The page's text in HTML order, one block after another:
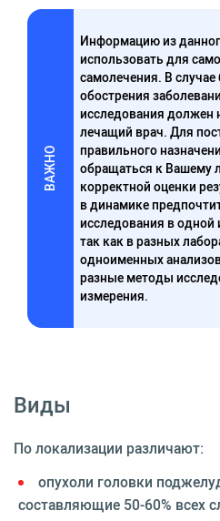
ВАЖНО
Информацию из
использовать для
самолечения. В
обострения
исследования должен
лечащий врач. Для
правильного
обращаться к Вашему
корректной оценки
в динамике
исследования в одной
так как в разных
одноименных
разные методы
измерения.
Виды
По локализации различают:
опухоли головки
составляющие 50-60% всех